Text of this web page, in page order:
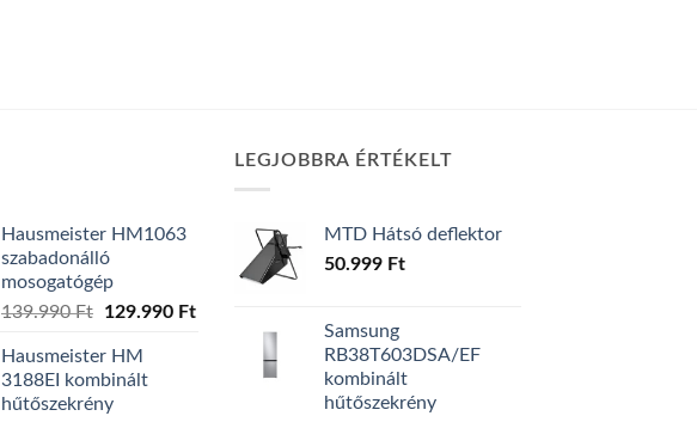
Hausmeister HM1063
szabadonálló
mosogatógép
139.990Ft
Original
was:
139.990 Ft.
129.990 FtCurrent
Hausmeister HM
3188EI kombinált
hűtőszekrény
LEGJOBBRA ÉRTÉKELT
MTD Hátsó deflektor
50.999 Ft
Samsung
RB38T603DSA/EF
kombinált
hűtőszekrény